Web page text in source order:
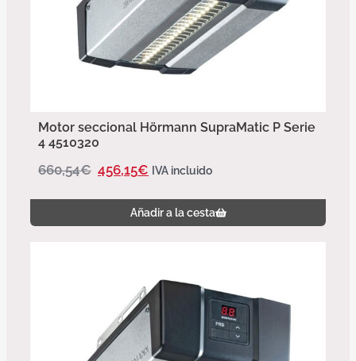
Motor seccional Hörmann SupraMatic P Serie
4 4510320
660,54€ 456,15€ IVA incluido
Añadir a la cesta